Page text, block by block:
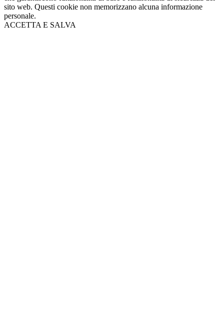
sito web. Questi cookie non memorizzano alcuna informazione
personale.
ACCETTA E SALVA